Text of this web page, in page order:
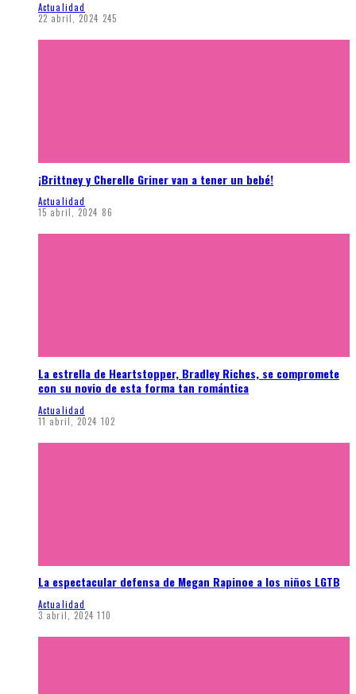
Actualidad
22 abril, 2024 245
¡Brittney y Cherelle Griner van a tener un bebé!
Actualidad
15 abril, 2024 86
La estrella de Heartstopper, Bradley Riches, se compromete
con su novio de esta forma tan romántica
Actualidad
11 abril, 2024 102
La espectacular defensa de Megan Rapinoe a los niños LGTB
Actualidad
3 abril, 2024 110